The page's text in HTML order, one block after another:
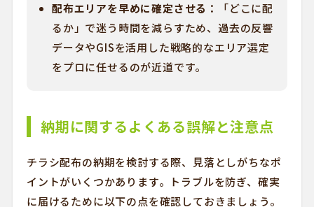
配布エリアを早めに確定させる：
「どこに配
るか」で迷う時間を減らすため、過去の反響
データやGISを活用した戦略的なエリア選定
をプロに任せるのが近道です。
納期に関するよくある誤解と注意点
チラシ配布の納期を検討する際、見落としがちなポ
イントがいくつかあります。トラブルを防ぎ、確実
に届けるために以下の点を確認しておきましょう。